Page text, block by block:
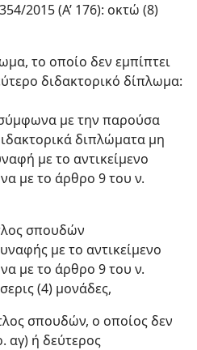
2015 (Α’ 176): οκτώ (8)
το οποίο δεν εμπίπτει
διδακτορικό δίπλωμα:
με την παρούσα
διπλώματα μη
με το αντικείμενο
με το άρθρο 9 του ν.
σπουδών
με το αντικείμενο
με το άρθρο 9 του ν.
(4) μονάδες,
σπουδών, ο οποίος δεν
αγ) ή δεύτερος